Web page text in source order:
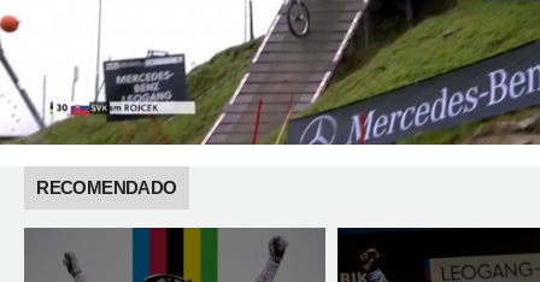
RECOMENDADO